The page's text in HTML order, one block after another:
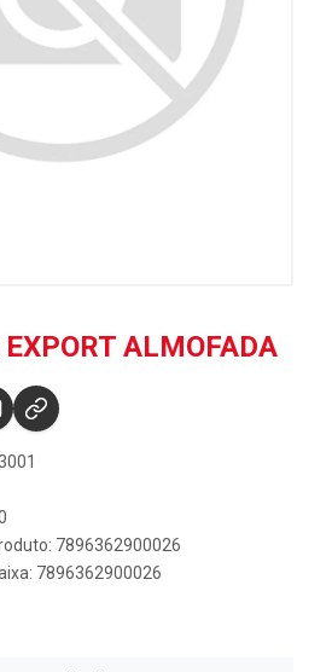
ALMOFADA
7896362900026
7896362900026